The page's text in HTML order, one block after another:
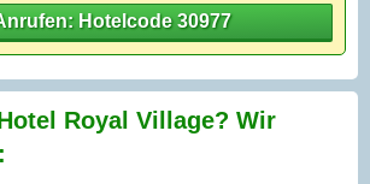
Hotelcode 30977
Royal Village? Wir